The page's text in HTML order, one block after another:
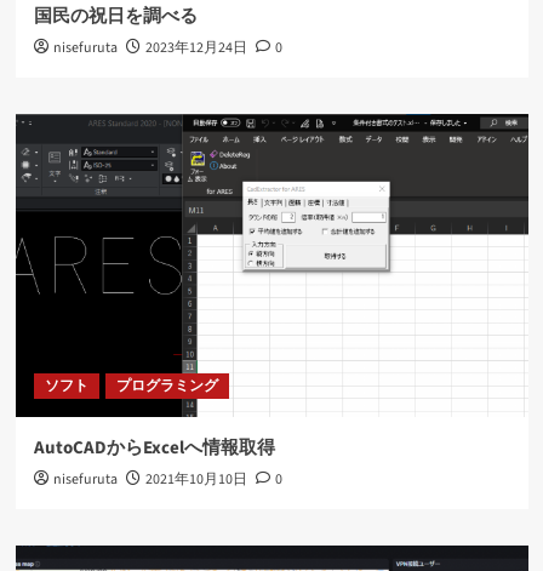
国民の祝日を調べる
nisefuruta 2023年12月24日 0
ソフト プログラミング
AutoCADからExcelへ情報取得
nisefuruta 2021年10月10日 0